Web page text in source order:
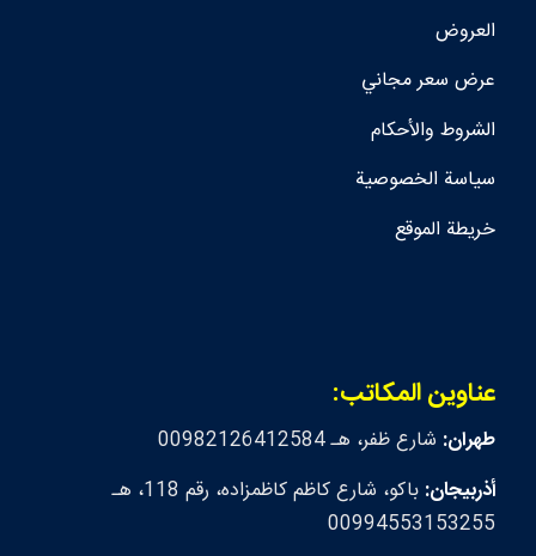
العروض
عرض سعر مجاني
الشروط والأحكام
سياسة الخصوصية
خريطة الموقع
عناوين المكاتب:
طهران: شارع ظفر، هـ 00982126412584
أذربيجان:
باكو، شارع كاظم كاظمزاده، رقم 118، هـ
00994553153255